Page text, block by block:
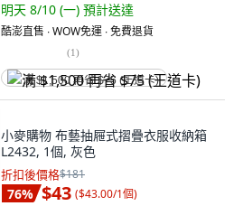
明天 8/10 (一) 預計送達
酷澎直售 ∙ WOW免運 ∙ 免費退貨
(1)
满 $1,500 再省 $75 (王道卡)
小麥購物 布藝抽屜式摺疊衣服收納箱
L2432, 1個, 灰色
折扣後價格$181
76% $43 ($43.00/1個)